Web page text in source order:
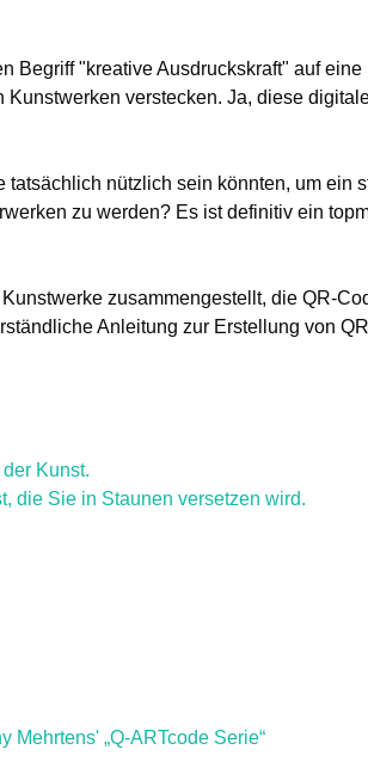
Begriff "kreative Ausdruckskraft" auf
verstecken. Ja, diese
nützlich sein könnten, um ein
zu werden? Es ist definitiv ein
zusammengestellt, die QR-
Anleitung zur Erstellung von
Kunst.
die Sie in Staunen versetzen wird.
Mehrtens' „Q-ARTcode Serie“